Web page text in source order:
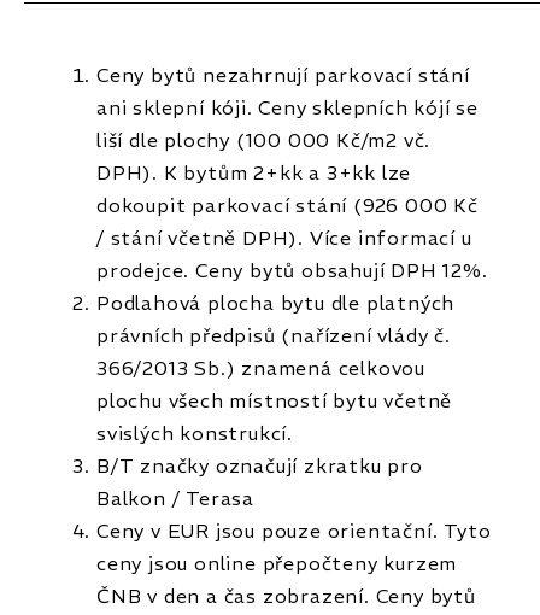
Ceny bytů nezahrnují parkovací stání
ani sklepní kóji. Ceny sklepních kójí se
liší dle plochy (100 000 Kč/m2 vč.
DPH). K bytům 2+kk a 3+kk lze
dokoupit parkovací stání (926 000 Kč
/ stání včetně DPH). Více informací u
prodejce. Ceny bytů obsahují DPH 12%.
Podlahová plocha bytu dle platných
právních předpisů (nařízení vlády č.
366/2013 Sb.) znamená celkovou
plochu všech místností bytu včetně
svislých konstrukcí.
B/T značky označují zkratku pro
Balkon / Terasa
Ceny v EUR jsou pouze orientační. Tyto
ceny jsou online přepočteny kurzem
ČNB v den a čas zobrazení. Ceny bytů